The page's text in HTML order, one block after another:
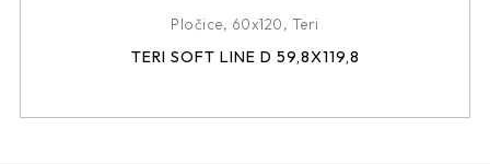
Pločice, 60x120, Teri
TERI SOFT LINE D 59,8X119,8